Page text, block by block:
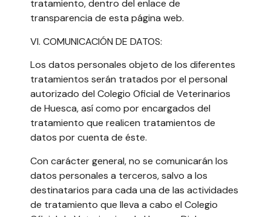
tratamiento, dentro del enlace de
transparencia de esta página web.
VI. COMUNICACIÓN DE DATOS:
Los datos personales objeto de los diferentes
tratamientos serán tratados por el personal
autorizado del Colegio Oficial de Veterinarios
de Huesca, así como por encargados del
tratamiento que realicen tratamientos de
datos por cuenta de éste.
Con carácter general, no se comunicarán los
datos personales a terceros, salvo a los
destinatarios para cada una de las actividades
de tratamiento que lleva a cabo el Colegio